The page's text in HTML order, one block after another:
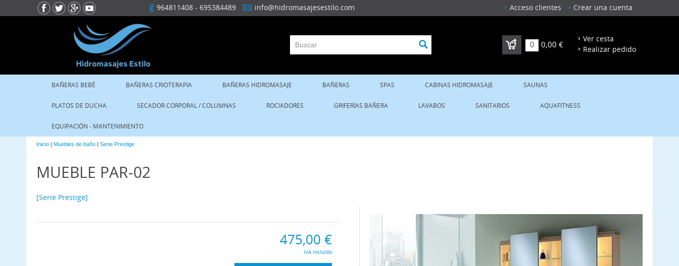
Acceso clientes Crear una cuenta
964811408 - 695384489 info@hidromasajesestilo.com
0 0,00 € Realizar pedido
Ver cesta
BAÑERAS BEBÉ BAÑERAS CRIOTERAPIA BAÑERAS HIDROMASAJE BAÑERAS SPAS CABINAS HIDROMASAJE SAUNAS
PLATOS DE DUCHA SECADOR CORPORAL / COLUMNAS ROCIADORES GRIFERÍAS BAÑERA LAVABOS SANITARIOS AQUAFITNESS
EQUIPACIÓN - MANTENIMIENTO
Inicio | Muebles de baño | Serie Prestige
MUEBLE PAR-02
[Serie Prestige]
475,00 €
IVA incluido